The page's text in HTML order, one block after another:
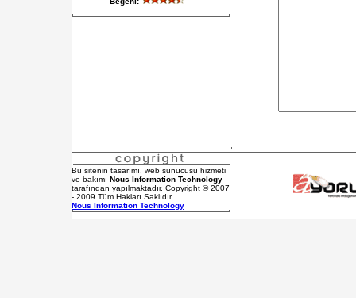
Bu sitenin tasarımı, web sunucusu hizmeti
ve bakımı Nous Information Technology
tarafından yapılmaktadır. Copyright © 2007
- 2009 Tüm Hakları Saklıdır.
Nous Information Technology